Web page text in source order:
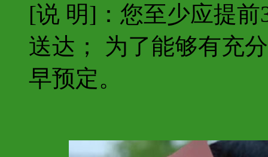
[说 明]：您至少应提
送达； 为了能够有充
早预定。